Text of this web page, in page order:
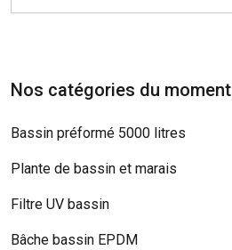
Nos catégories du moment
Bassin préformé 5000 litres
Plante de bassin et marais
Filtre UV bassin
Bâche bassin EPDM